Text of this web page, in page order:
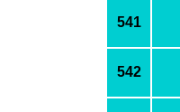
541
542